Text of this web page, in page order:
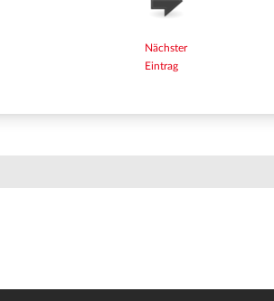
Nächster
Eintrag